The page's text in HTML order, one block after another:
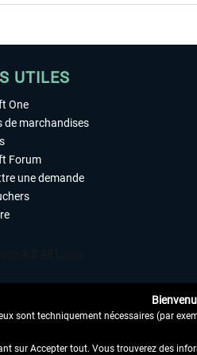
UTILES
One
de marchandises
Forum
une demande
sont techniquement nécessaires (par
sur Accepter tout. Vous trouverez des